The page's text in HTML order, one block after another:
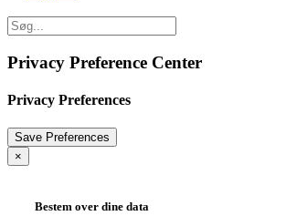
Privacy Preference Center
Privacy Preferences
×
Bestem over dine data